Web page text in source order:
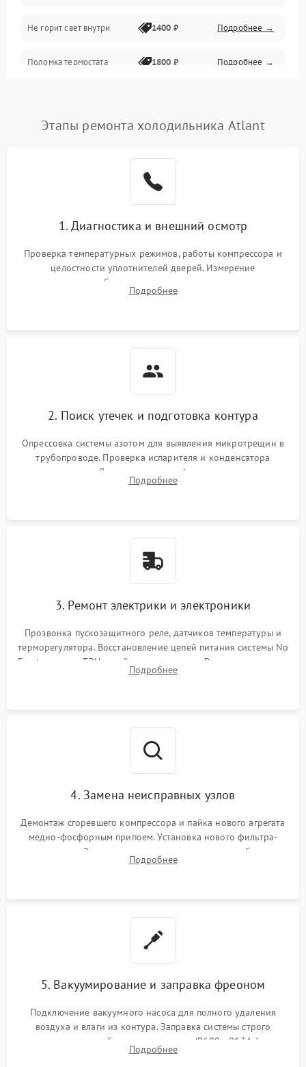
Не горит свет внутри 1400 ₽ Подробнее →
Поломка термостата 1800 ₽ Подробнее →
Поломка системы No Frost 2600 ₽ Подробнее →
работе
2000 ₽ Подробнее →
1000 ₽
1800 ₽
Этапы ремонта холодильника Atlant
1. Диагностика и внешний осмотр
Проверка температурных режимов, работы компрессора и
целостности уплотнителей дверей. Измерение
сопротивления обмоток мотора, проверка термостата и
считывание кодов ошибок с электронного дисплея.
Подробнее
2. Поиск утечек и подготовка контура
Опрессовка системы азотом для выявления микротрещин в
трубопроводе. Проверка испарителя и конденсатора
течеискателем. Демонтаж старого фильтра-осушителя и
продувка капиллярной трубки для устранения засоров.
Подробнее
3. Ремонт электрики и электроники
Прозвонка пускозащитного реле, датчиков температуры и
терморегулятора. Восстановление цепей питания системы No
Frost, включая ТЭН оттайки и вентилятор. Ремонт или замена
платы управления при сбоях алгоритмов.
Подробнее
4. Замена неисправных узлов
Демонтаж сгоревшего компрессора и пайка нового агрегата
медно-фосфорным припоем. Установка нового фильтра-
осушителя. Замена изношенных вентиляторов обдува,
сломанных заслонок или поврежденных дверных петель.
Подробнее
5. Вакуумирование и заправка фреоном
Подключение вакуумного насоса для полного удаления
воздуха и влаги из контура. Заправка системы строго
дозированным объемом хладагента (R600a, R134a) по
электронным весам. Контроль рабочего давления в системе.
Подробнее